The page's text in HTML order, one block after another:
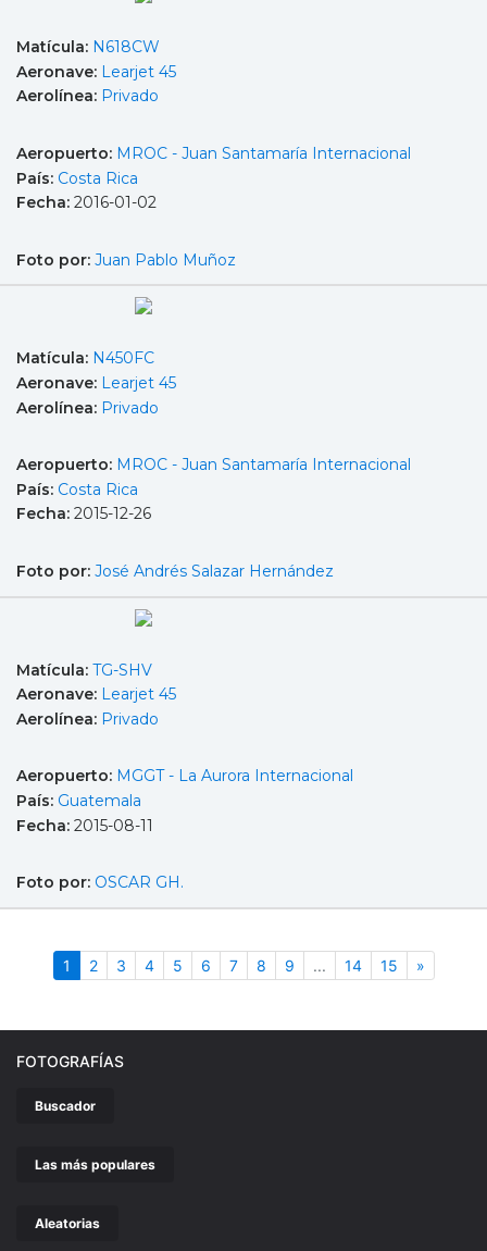
Matícula: N618CW
Aeronave: Learjet 45
Aerolínea: Privado
Aeropuerto: MROC - Juan Santamaría Internacional
País: Costa Rica
Fecha: 2016-01-02
Foto por: Juan Pablo Muñoz
Matícula: N450FC
Aeronave: Learjet 45
Aerolínea: Privado
Aeropuerto: MROC - Juan Santamaría Internacional
País: Costa Rica
Fecha: 2015-12-26
Foto por: José Andrés Salazar Hernández
Matícula: TG-SHV
Aeronave: Learjet 45
Aerolínea: Privado
Aeropuerto: MGGT - La Aurora Internacional
País: Guatemala
Fecha: 2015-08-11
Foto por: OSCAR GH.
1 (actual)
2 3 4 5 6 7 8 9 ... 14 15 »
FOTOGRAFÍAS
Buscador
Las más populares
Aleatorias